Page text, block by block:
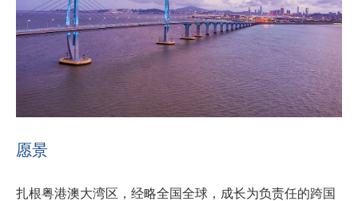
愿景
扎根粤港澳大湾区，经略全国全球，成长为负责任的跨国